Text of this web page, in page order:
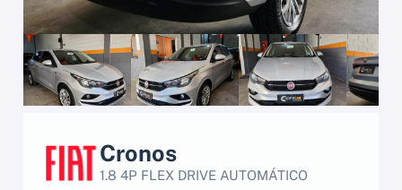
Cronos
1.8 4P FLEX DRIVE AUTOMÁTICO